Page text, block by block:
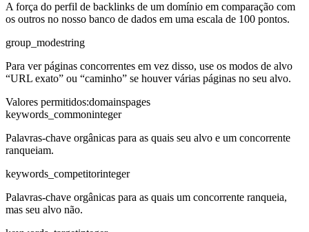
A força do perfil de backlinks de um domínio em comparação com
os outros no nosso banco de dados em uma escala de 100 pontos.
group_modestring
Para ver páginas concorrentes em vez disso, use os modos de alvo
“URL exato” ou “caminho” se houver várias páginas no seu alvo.
Valores permitidos:domainspages
keywords_commoninteger
Palavras-chave orgânicas para as quais seu alvo e um concorrente
ranqueiam.
keywords_competitorinteger
Palavras-chave orgânicas para as quais um concorrente ranqueia,
mas seu alvo não.